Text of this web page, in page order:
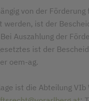
von der
ist der
Auszahlung der
ist der
oem-ag.
ist die Abteilung